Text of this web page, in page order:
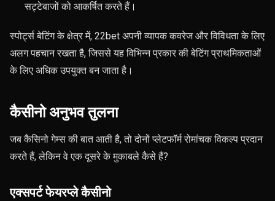
सट्टेबाजों को आकर्षित करते हैं।
स्पोर्ट्स बेटिंग के क्षेत्र में, 22bet अपनी व्यापक कवरेज और विविधता के लिए
अलग पहचान रखता है, जिससे यह विभिन्न प्रकार की बेटिंग प्राथमिकताओं
के लिए अधिक उपयुक्त बन जाता है।
कैसीनो अनुभव तुलना
जब कैसिनो गेम्स की बात आती है, तो दोनों प्लेटफॉर्म रोमांचक विकल्प प्रदान
करते हैं, लेकिन वे एक दूसरे के मुकाबले कैसे हैं?
एक्सपर्ट फेयरप्ले कैसीनो